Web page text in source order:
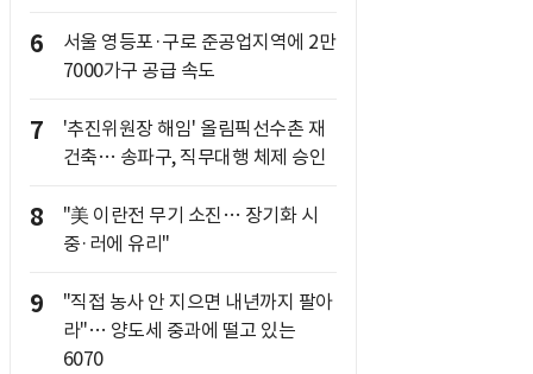
6
서울 영등포·구로 준공업지역에 2만
7000가구 공급 속도
7
'추진위원장 해임' 올림픽선수촌 재
건축… 송파구, 직무대행 체제 승인
8
"美 이란전 무기 소진… 장기화 시
중·러에 유리"
9
"직접 농사 안 지으면 내년까지 팔아
라"… 양도세 중과에 떨고 있는
6070